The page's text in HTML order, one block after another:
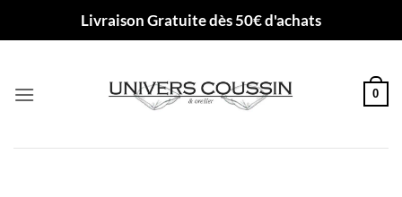
Livraison Gratuite dès 50€ d'achats
0